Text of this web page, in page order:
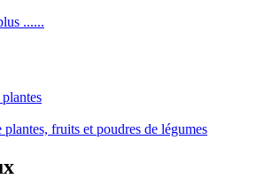
......
plantes, fruits et poudres de légumes